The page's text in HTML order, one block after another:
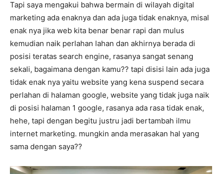
Tapi saya mengakui bahwa bermain di wilayah digital
marketing ada enaknya dan ada juga tidak enaknya, misal
enak nya jika web kita benar benar rapi dan mulus
kemudian naik perlahan lahan dan akhirnya berada di
posisi teratas search engine, rasanya sangat senang
sekali, bagaimana dengan kamu?? tapi disisi lain ada juga
tidak enak nya yaitu website yang kena suspend secara
perlahan di halaman google, website yang tidak juga naik
di posisi halaman 1 google, rasanya ada rasa tidak enak,
hehe, tapi dengan begitu justru jadi bertambah ilmu
internet marketing. mungkin anda merasakan hal yang
sama dengan saya??